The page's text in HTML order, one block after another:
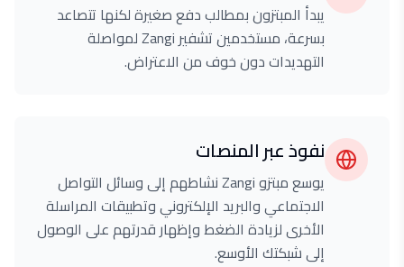
يبدأ المبتزون بمطالب دفع صغيرة لكنها تتصاعد
بسرعة، مستخدمين تشفير Zangi لمواصلة
التهديدات دون خوف من الاعتراض.
نفوذ عبر المنصات
يوسع مبتزو Zangi نشاطهم إلى وسائل التواصل
الاجتماعي والبريد الإلكتروني وتطبيقات المراسلة
الأخرى لزيادة الضغط وإظهار قدرتهم على الوصول
إلى شبكتك الأوسع.